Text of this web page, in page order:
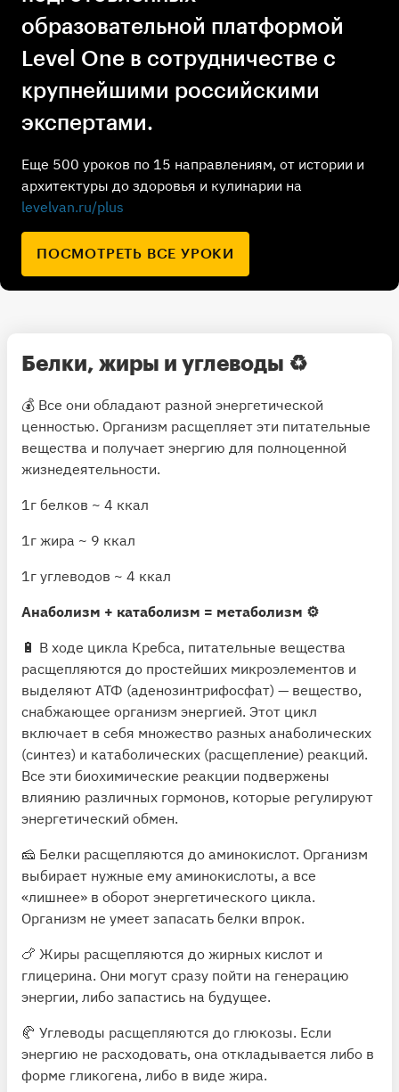
образовательной платформой
Level One в сотрудничестве с
крупнейшими российскими
экспертами.
Еще 500 уроков по 15 направлениям, от истории и
архитектуры до здоровья и кулинарии на
levelvan.ru/plus
ПОСМОТРЕТЬ ВСЕ УРОКИ
Белки, жиры и углеводы ♻️
💰 Все они обладают разной энергетической
ценностью. Организм расщепляет эти питательные
вещества и получает энергию для полноценной
жизнедеятельности.
1г белков ~ 4 ккал
1г жира ~ 9 ккал
1г углеводов ~ 4 ккал
Анаболизм + катаболизм = метаболизм ⚙️
🔋 В ходе цикла Кребса, питательные вещества
расщепляются до простейших микроэлементов и
выделяют АТФ (аденозинтрифосфат) — вещество,
снабжающее организм энергией. Этот цикл
включает в себя множество разных анаболических
(синтез) и катаболических (расщепление) реакций.
Все эти биохимические реакции подвержены
влиянию различных гормонов, которые регулируют
энергетический обмен.
🧀 Белки расщепляются до аминокислот. Организм
выбирает нужные ему аминокислоты, а все
«лишнее» в оборот энергетического цикла.
Организм не умеет запасать белки впрок.
🍗 Жиры расщепляются до жирных кислот и
глицерина. Они могут сразу пойти на генерацию
энергии, либо запастись на будущее.
🥐 Углеводы расщепляются до глюкозы. Если
энергию не расходовать, она откладывается либо в
форме гликогена, либо в виде жира.